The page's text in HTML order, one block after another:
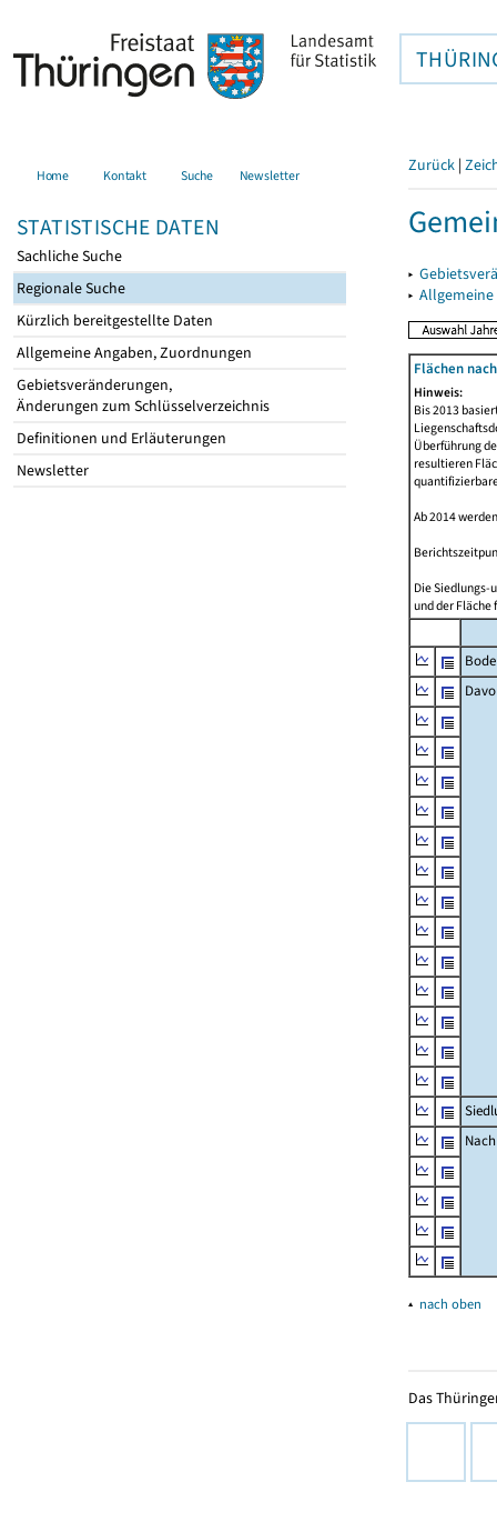
Home Kontakt Suche Newsletter
STATISTISCHE DATEN
Sachliche Suche
Regionale Suche
Kürzlich bereitgestellte Daten
Allgemeine Angaben, Zuordnungen
Gebietsveränderungen,
Änderungen zum Schlüsselverzeichnis
Definitionen und Erläuterungen
Newsletter
Zurück |
▸
▸
Flächen
Hinweis:
Bis 2013
Überführung
resultieren
Ab 2014
Die Siedlungs-
und der Fläche
▴ nach oben
Das